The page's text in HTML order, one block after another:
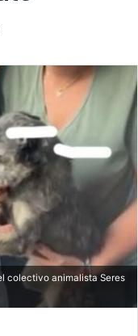
colectivo animalista Seres